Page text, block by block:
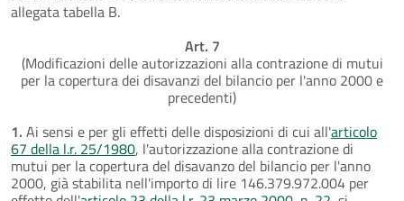
allegata tabella B.
Art. 7
(Modificazioni delle autorizzazioni alla contrazione di mutui
per la copertura dei disavanzi del bilancio per l'anno 2000 e
precedenti)
1. Ai sensi e per gli effetti delle disposizioni di cui all'articolo
67 della l.r. 25/1980, l'autorizzazione alla contrazione di
mutui per la copertura del disavanzo del bilancio per l'anno
2000, già stabilita nell'importo di lire 146.379.972.004 per